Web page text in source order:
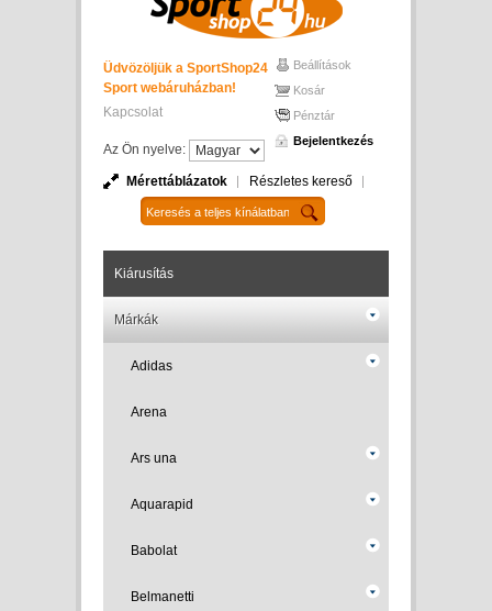
Üdvözöljük a SportShop24
Sport webáruházban!
Kapcsolat
Az Ön nyelve:
Beállítások
Kosár
Pénztár
Bejelentkezés
Mérettáblázatok Részletes kereső
Kiárusítás
Márkák
Adidas
Arena
Ars una
Aquarapid
Babolat
Belmanetti